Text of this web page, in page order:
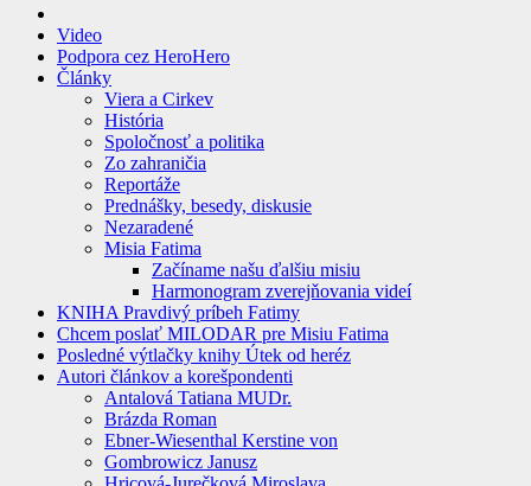
Video
Podpora cez HeroHero
Články
Viera a Cirkev
História
Spoločnosť a politika
Zo zahraničia
Reportáže
Prednášky, besedy, diskusie
Nezaradené
Misia Fatima
Začíname našu ďalšiu misiu
Harmonogram zverejňovania videí
KNIHA Pravdivý príbeh Fatimy
Chcem poslať MILODAR pre Misiu Fatima
Posledné výtlačky knihy Útek od heréz
Autori článkov a korešpondenti
Antalová Tatiana MUDr.
Brázda Roman
Ebner-Wiesenthal Kerstine von
Gombrowicz Janusz